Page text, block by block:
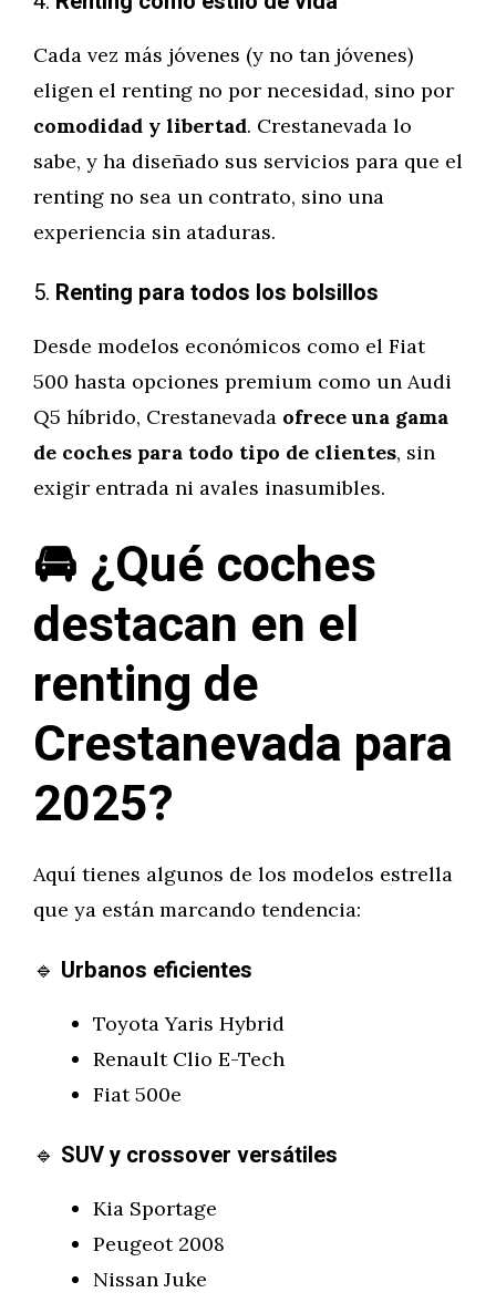
Cada vez más jóvenes (y no tan jóvenes)
eligen el renting no por necesidad, sino por
comodidad y libertad. Crestanevada lo
sabe, y ha diseñado sus servicios para que el
renting no sea un contrato, sino una
experiencia sin ataduras.
5. Renting para todos los bolsillos
Desde modelos económicos como el Fiat
500 hasta opciones premium como un Audi
Q5 híbrido, Crestanevada ofrece una gama
de coches para todo tipo de clientes, sin
exigir entrada ni avales inasumibles.
🚘 ¿Qué coches
destacan en el
renting de
Crestanevada para
2025?
Aquí tienes algunos de los modelos estrella
que ya están marcando tendencia:
🔹 Urbanos eficientes
Toyota Yaris Hybrid
Renault Clio E-Tech
Fiat 500e
🔹 SUV y crossover versátiles
Kia Sportage
Peugeot 2008
Nissan Juke